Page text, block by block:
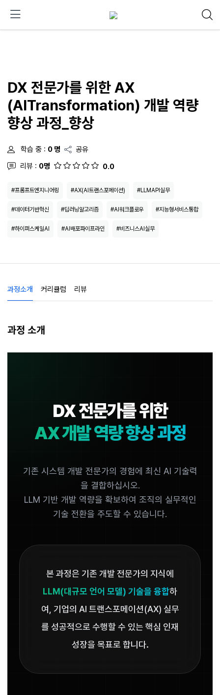
DX 전문가를 위한 AX
(AITransformation) 개발 역량
향상 과정_향상
학습 중 : 0 명
공유
리뷰 : 0명 0.0
#프롬프트엔지니어링 #AX(AI트랜스포메이션) #LLMAPI실무
#데이터기반혁신 #딥러닝알고리즘 #AI워크플로우 #지능형서비스통합
#하이퍼스케일AI #AI배포파이프라인 #비즈니스AI실무
과정소개 커리큘럼 리뷰
과정 소개